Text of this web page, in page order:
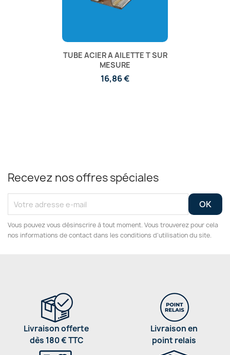
TUBE ACIER A AILETTE T SUR
MESURE
16,86 €
Recevez nos offres spéciales
Vous pouvez vous désinscrire à tout moment. Vous trouverez pour cela
nos informations de contact dans les conditions d'utilisation du site.
Livraison offerte
dès 180 € TTC
Livraison en
point relais